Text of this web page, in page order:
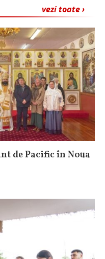
vezi toate ›
de Pacific în Noua